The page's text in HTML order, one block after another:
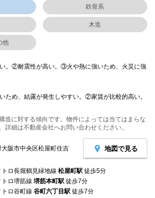
鉄骨系
木造
他
。②耐震性が高い。③火や熱に強いため、火災に強
ため、結露が発生しやすい。②家賃が比較的高い。
造に対する傾向です。物件によっては当てはまらな
詳細は不動産会社へお問い合わせください。
大阪市中央区松屋町住吉 地図で見る
トロ長堀鶴見緑地線 松屋町駅 徒歩5分
ロ堺筋線 堺筋本町駅 徒歩7分
ロ谷町線 谷町六丁目駅 徒歩7分